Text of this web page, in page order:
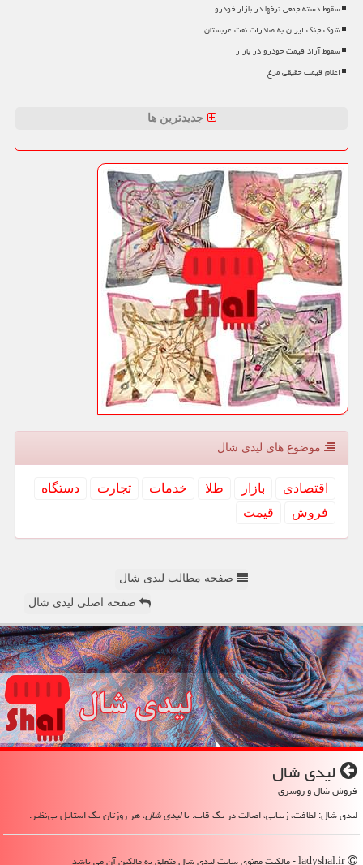
سقوط دسته جمعی نرخها در بازار خودرو
شوک جنگ ایران به صادرات نفت عربستان
سقوط آزاد قیمت خودرو در بازار
اعلام قیمت حقیقی مرغ
جدیدترین ها
موضوع های لیدی شال
اقتصادی بازار طلا خدمات تجارت
دستگاه
فروش
قیمت
صفحه مطالب لیدی شال
صفحه اصلی لیدی شال
لیدی شال
فروش شال و روسری
لیدی شال: لطافت، زیبایی، اصالت در یک قاب. بالیدی شال، هر روزتان یک استایل بی‌نظیر.